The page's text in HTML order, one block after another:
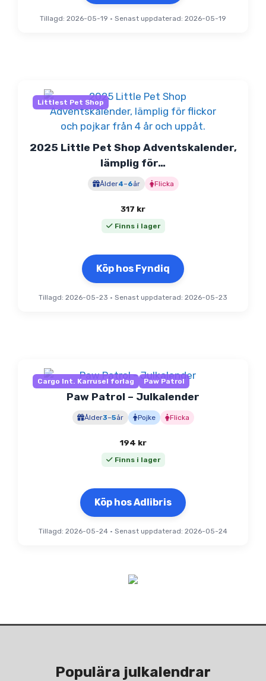
Tillagd: 2026-05-19 • Senast uppdaterad: 2026-05-19
Littlest Pet Shop
2025 Little Pet Shop Adventskalender,
lämplig för…
Ålder4–6år Flicka
317 kr
Finns i lager
Köp hos Fyndiq
Tillagd: 2026-05-23 • Senast uppdaterad: 2026-05-23
Cargo Int. Karrusel forlag Paw Patrol
Paw Patrol – Julkalender
Ålder3–5år Pojke Flicka
194 kr
Finns i lager
Köp hos Adlibris
Tillagd: 2026-05-24 • Senast uppdaterad: 2026-05-24
Populära julkalendrar